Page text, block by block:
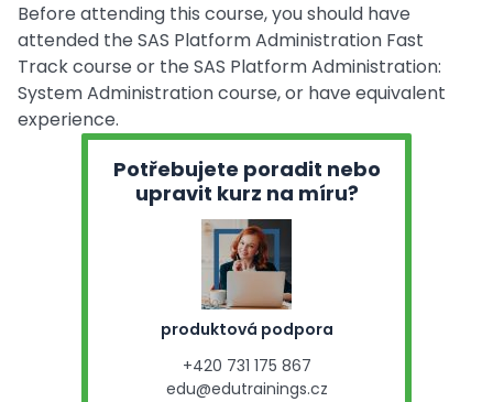
Before attending this course, you should have
attended the SAS Platform Administration Fast
Track course or the SAS Platform Administration:
System Administration course, or have equivalent
experience.
Potřebujete poradit nebo
upravit kurz na míru?
produktová podpora
+420 731 175 867
edu@edutrainings.cz